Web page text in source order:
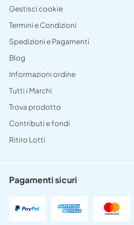
Gestisci cookie
Termini e Condizioni
Spedizioni e Pagamenti
Blog
Informazioni ordine
Tutti i Marchi
Trova prodotto
Contributi e fondi
Ritiro Lotti
Pagamenti sicuri